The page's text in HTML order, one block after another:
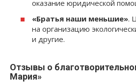
оказание юридической
«Братья наши меньшие».
на организацию
и другие.
Отзывы о
Мария»